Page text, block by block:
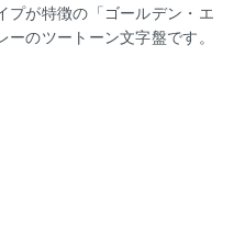
プが特徴の「ゴールデン・エ
のツートーン文字盤です。